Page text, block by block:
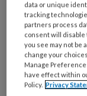
behalen van
2027 niet
bedrijfs- als
afgelopen
komende
met een fors
data or unique
tracking
partners process
consent will disable
you see may not be
change your
Manage
have effect within
Policy. Privacy